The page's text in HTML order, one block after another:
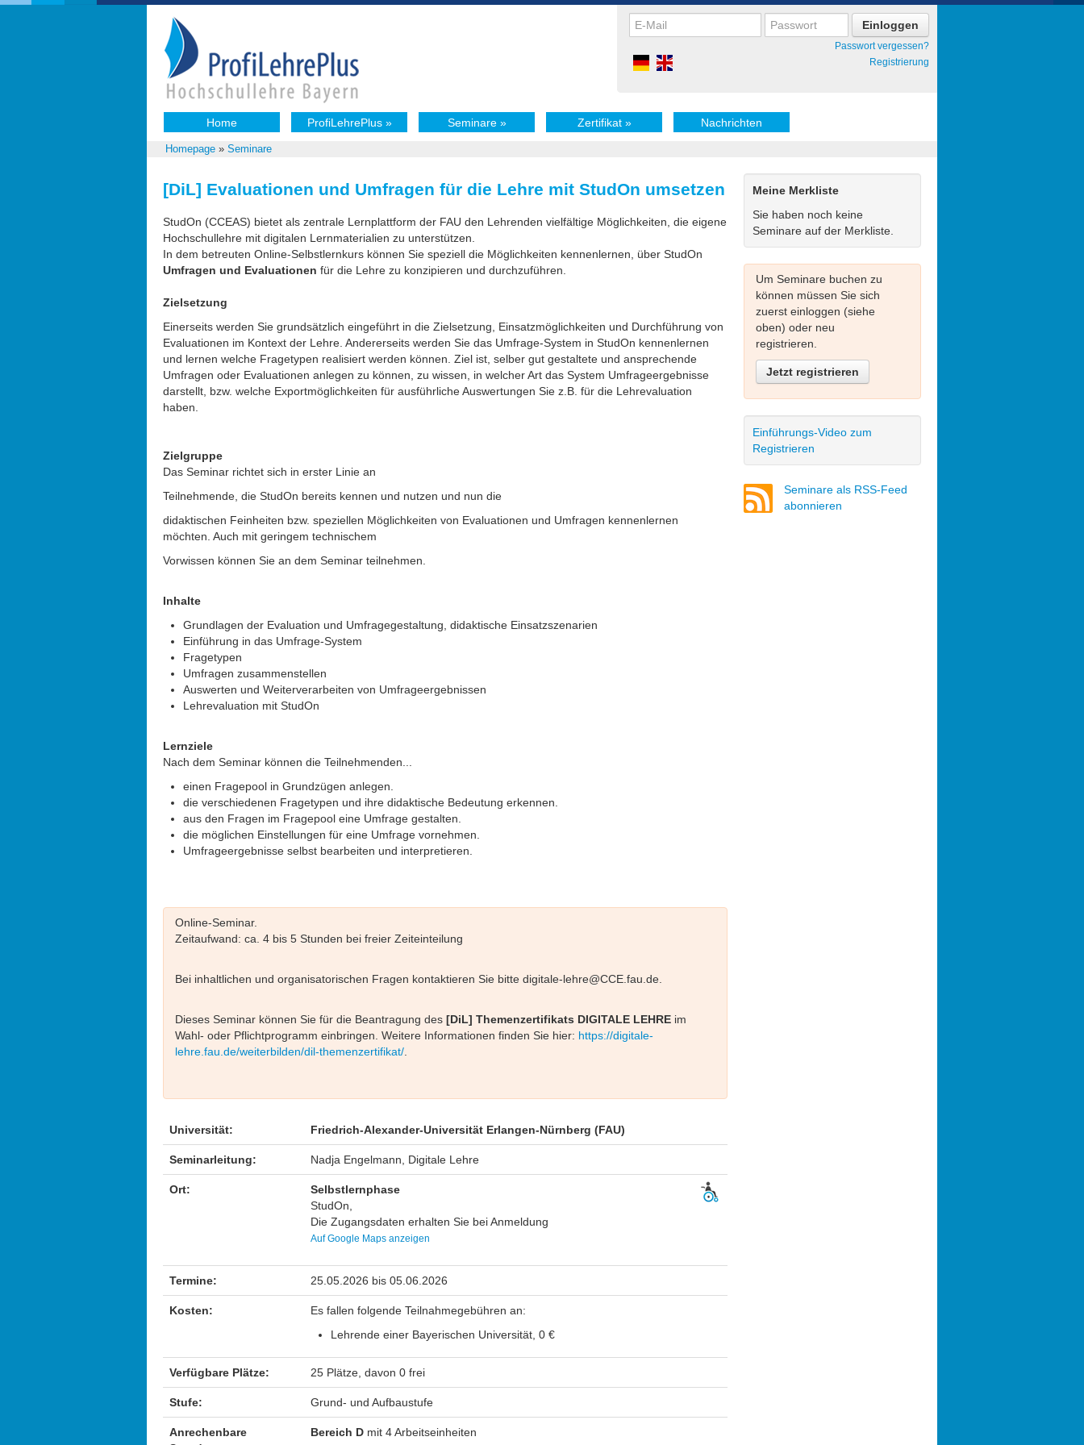
Passwort vergessen?
Registrierung
Home ProfiLehrePlus» Seminare» Zertifikat» Nachrichten
Homepage » Seminare
[DiL] Evaluationen und Umfragen für die Lehre mit StudOn umsetzen
StudOn (CCEAS) bietet als zentrale Lernplattform der FAU den Lehrenden vielfältige Möglichkeiten, die eigene
Hochschullehre mit digitalen Lernmaterialien zu unterstützen.
In dem betreuten Online-Selbstlernkurs können Sie speziell die Möglichkeiten kennenlernen, über StudOn
Umfragen und Evaluationen für die Lehre zu konzipieren und durchzuführen.
Zielsetzung
Einerseits werden Sie grundsätzlich eingeführt in die Zielsetzung, Einsatzmöglichkeiten und Durchführung von
Evaluationen im Kontext der Lehre. Andererseits werden Sie das Umfrage-System in StudOn kennenlernen
und lernen welche Fragetypen realisiert werden können. Ziel ist, selber gut gestaltete und ansprechende
Umfragen oder Evaluationen anlegen zu können, zu wissen, in welcher Art das System Umfrageergebnisse
darstellt, bzw. welche Exportmöglichkeiten für ausführliche Auswertungen Sie z.B. für die Lehrevaluation
haben.
Zielgruppe
Das Seminar richtet sich in erster Linie an
Teilnehmende, die StudOn bereits kennen und nutzen und nun die
didaktischen Feinheiten bzw. speziellen Möglichkeiten von Evaluationen und Umfragen kennenlernen
möchten. Auch mit geringem technischem
Vorwissen können Sie an dem Seminar teilnehmen.
Inhalte
Grundlagen der Evaluation und Umfragegestaltung, didaktische Einsatzszenarien
Einführung in das Umfrage-System
Fragetypen
Umfragen zusammenstellen
Auswerten und Weiterverarbeiten von Umfrageergebnissen
Lehrevaluation mit StudOn
Lernziele
Nach dem Seminar können die Teilnehmenden...
einen Fragepool in Grundzügen anlegen.
die verschiedenen Fragetypen und ihre didaktische Bedeutung erkennen.
aus den Fragen im Fragepool eine Umfrage gestalten.
die möglichen Einstellungen für eine Umfrage vornehmen.
Umfrageergebnisse selbst bearbeiten und interpretieren.
Online-Seminar.
Zeitaufwand: ca. 4 bis 5 Stunden bei freier Zeiteinteilung
Bei inhaltlichen und organisatorischen Fragen kontaktieren Sie bitte digitale-lehre@CCE.fau.de.
Dieses Seminar können Sie für die Beantragung des [DiL] Themenzertifikats DIGITALE LEHRE im
Wahl- oder Pflichtprogramm einbringen. Weitere Informationen finden Sie hier: https://digitale-
lehre.fau.de/weiterbilden/dil-themenzertifikat/
Universität: Friedrich-Alexander-Universität Erlangen-Nürnberg (FAU)
Seminarleitung: Nadja Engelmann, Digitale Lehre
Ort:
Selbstlernphase
StudOn,
Die Zugangsdaten erhalten Sie bei Anmeldung
Auf Google Maps anzeigen
Termine: 25.05.2026 bis 05.06.2026
Kosten:
Es fallen folgende Teilnahmegebühren an:
Lehrende einer Bayerischen Universität, 0 €
Verfügbare Plätze: 25 Plätze, davon 0 frei
Stufe: Grund- und Aufbaustufe
Anrechenbare
Bereich D mit 4 Arbeitseinheiten
Meine Merkliste
Sie haben noch keine
Seminare auf der Merkliste.
Um Seminare buchen zu
können müssen Sie sich
zuerst einloggen (siehe
oben) oder neu
registrieren.
Jetzt registrieren
Einführungs-Video zum
Registrieren
Seminare als RSS-Feed
abonnieren